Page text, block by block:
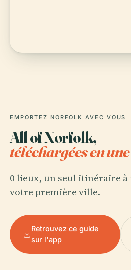
EMPORTEZ NORFOLK AVEC VOUS
All of Norfolk,
téléchargées en
0 lieux, un seul itinéraire à
votre première ville.
Retrouvez ce guide
sur l'app